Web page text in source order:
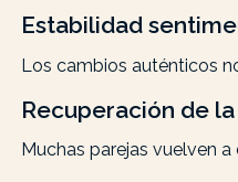
Estabilidad
Los cambios auténticos
Recuperación de
Muchas parejas vuelven